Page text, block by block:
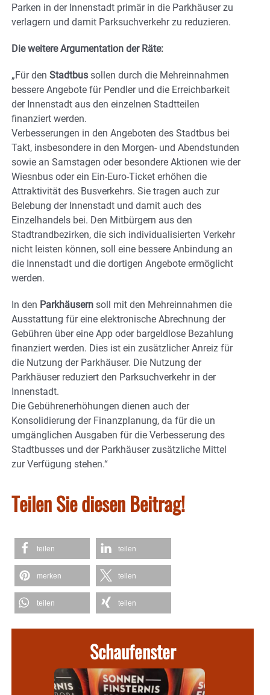
Parken in der Innenstadt primär in die Parkhäuser zu
verlagern und damit Parksuchverkehr zu reduzieren.
Die weitere Argumentation der Räte:
„Für den Stadtbus sollen durch die Mehreinnahmen
bessere Angebote für Pendler und die Erreichbarkeit
der Innenstadt aus den einzelnen Stadtteilen
finanziert werden.
Verbesserungen in den Angeboten des Stadtbus bei
Takt, insbesondere in den Morgen- und Abendstunden
sowie an Samstagen oder besondere Aktionen wie der
Wiesnbus oder ein Ein-Euro-Ticket erhöhen die
Attraktivität des Busverkehrs. Sie tragen auch zur
Belebung der Innenstadt und damit auch des
Einzelhandels bei. Den Mitbürgern aus den
Stadtrandbezirken, die sich individualisierten Verkehr
nicht leisten können, soll eine bessere Anbindung an
die Innenstadt und die dortigen Angebote ermöglicht
werden.
In den Parkhäusern soll mit den Mehreinnahmen die
Ausstattung für eine elektronische Abrechnung der
Gebühren über eine App oder bargeldlose Bezahlung
finanziert werden. Dies ist ein zusätzlicher Anreiz für
die Nutzung der Parkhäuser. Die Nutzung der
Parkhäuser reduziert den Parksuchverkehr in der
Innenstadt.
Die Gebührenerhöhungen dienen auch der
Konsolidierung der Finanzplanung, da für die un
umgänglichen Ausgaben für die Verbesserung des
Stadtbusses und der Parkhäuser zusätzliche Mittel
zur Verfügung stehen.“
Teilen Sie diesen Beitrag!
teilen teilen
merken teilen
teilen teilen
Schaufenster